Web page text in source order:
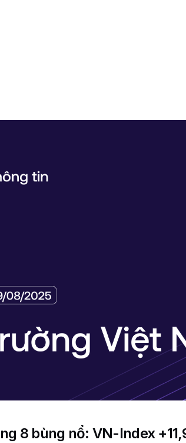
8 bùng nổ: VN-Index